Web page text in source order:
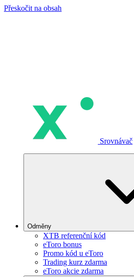
Přeskočit na obsah
Srovnávač
Odměny
XTB referenční kód
eToro bonus
Promo kód u eToro
Trading kurz zdarma
eToro akcie zdarma